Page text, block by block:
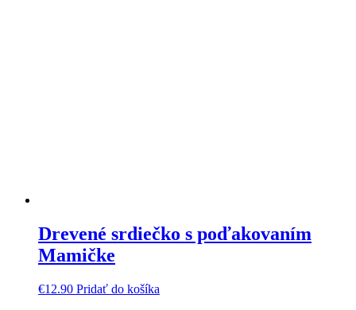
Drevené srdiečko s poďakovaním
Mamičke
€12.90 Pridať do košíka